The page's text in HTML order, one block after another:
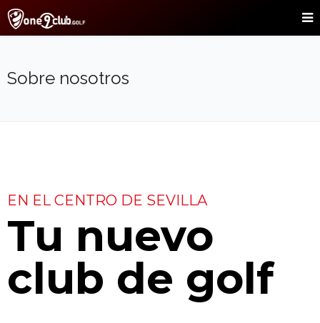
Sobre nosotros
EN EL CENTRO DE SEVILLA
Tu nuevo
club de golf